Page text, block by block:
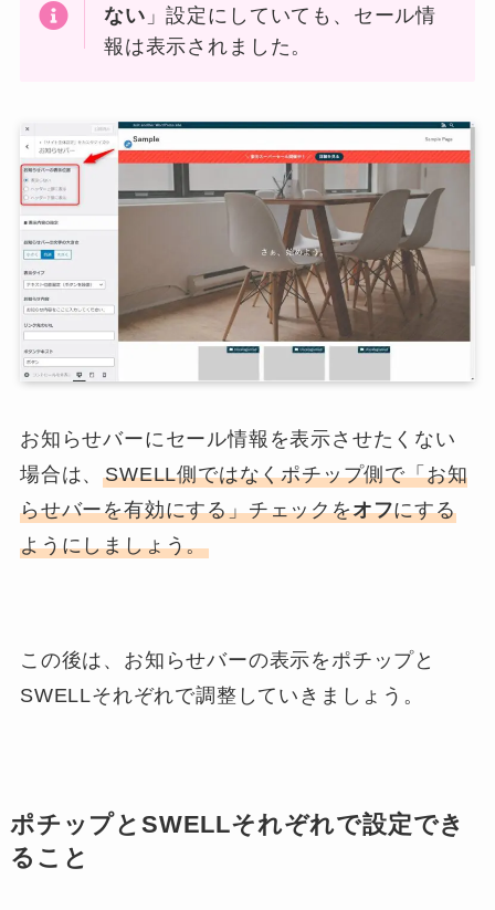
ない 」設定にしていても、セール情
報は表示されました。
お知らせバーにセール情報を表示させたくない
場合は、SWELL側ではなくポチップ側で「お知
らせバーを有効にする」チェックをオフにする
ようにしましょう。
この後は、お知らせバーの表示をポチップと
SWELLそれぞれで調整していきましょう。
ポチップとSWELLそれぞれで設定でき
ること